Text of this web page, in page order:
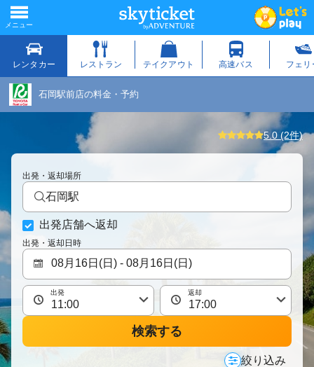
石岡駅前店の料金・予約
5.0 (2件)
出発・返却場所
石岡駅
出発店舗へ返却
出発・返却日時
出発 返却
検索する
絞り込み